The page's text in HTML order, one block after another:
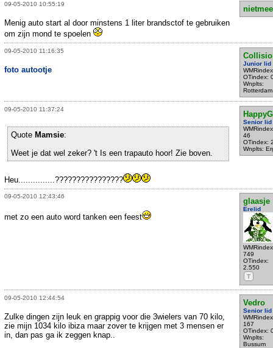
09-05-2010 10:55:19
Menig auto start al door minstens 1 liter brandsctof te gebruiken
om zijn mond te spoelen
09-05-2010 11:16:35
Junior lid
OTindex:
Wnplts:
Rotterdam
foto autootje
09-05-2010 11:37:24
Senior lid
46
OTindex:
Wnplts:
Quote Mamsie:
Weet je dat wel zeker? 't Is een trapauto hoor! Zie boven.
Heu...............????????????????
09-05-2010 12:43:46
glaasje
Erelid
749
OTindex:
2.550
T
met zo een auto word tanken een feest
09-05-2010 12:44:54
Vedro
Senior lid
167
OTindex:
Wnplts:
Bussum
Zulke dingen zijn leuk en grappig voor die 3wielers van 70 kilo,
zie mijn 1034 kilo ibiza maar zover te krijgen met 3 mensen er
in, dan pas ga ik zeggen knap..